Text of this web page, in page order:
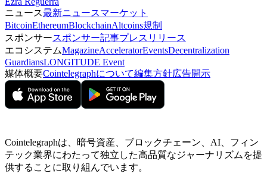
ニュース最新ニュースマーケット
BitcoinEthereumBlockchainAltcoins規制
スポンサースポンサー記事プレスリリース
エコシステムMagazineAcceleratorEventsDecentralization
GuardiansLONGITUDE Event
媒体概要Cointelegraphについて編集方針広告開示
Cointelegraphは、暗号資産、ブロックチェーン、AI、フィン
テック業界にわたって独立した高品質なジャーナリズムを提
供することに取り組んでいます。